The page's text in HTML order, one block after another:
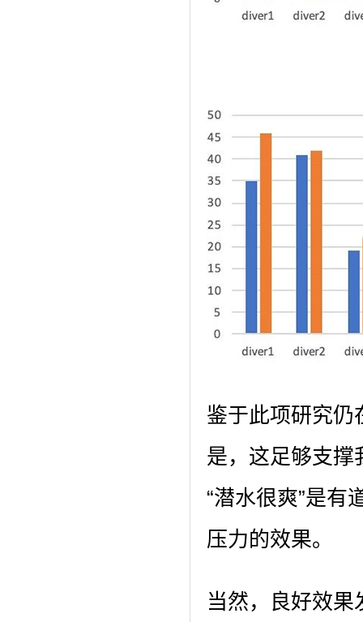
鉴于此项研究仍
是，这足够支撑
“潜水很爽”是有
压力的效果。
当然，良好效